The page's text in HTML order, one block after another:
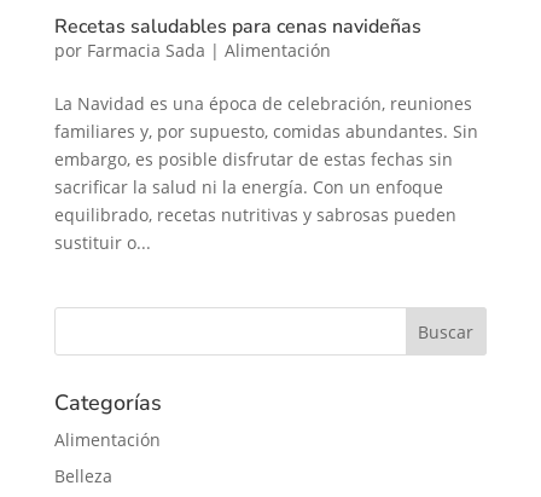
Recetas saludables para cenas navideñas
por Farmacia Sada | Alimentación
La Navidad es una época de celebración, reuniones
familiares y, por supuesto, comidas abundantes. Sin
embargo, es posible disfrutar de estas fechas sin
sacrificar la salud ni la energía. Con un enfoque
equilibrado, recetas nutritivas y sabrosas pueden
sustituir o...
Categorías
Alimentación
Belleza